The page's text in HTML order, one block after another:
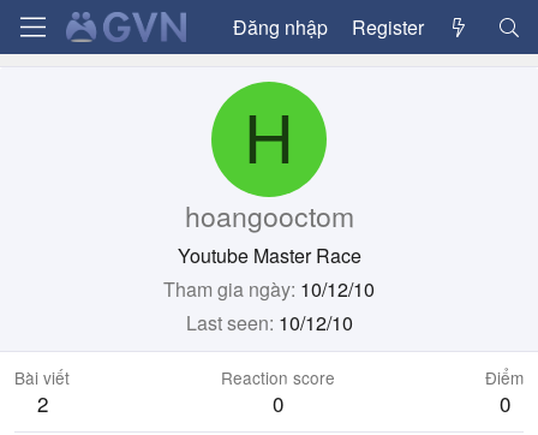
Đăng nhập Register
H
hoangooctom
Youtube Master Race
Tham gia ngày 10/12/10
Last seen 10/12/10
Bài viết
2
Reaction score
0
Điểm
0